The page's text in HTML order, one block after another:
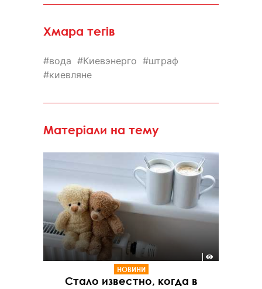
Хмара тегів
вода Киевэнерго
штраф
киевляне
Матеріали на тему
НОВИНИ
Стало известно, когда в